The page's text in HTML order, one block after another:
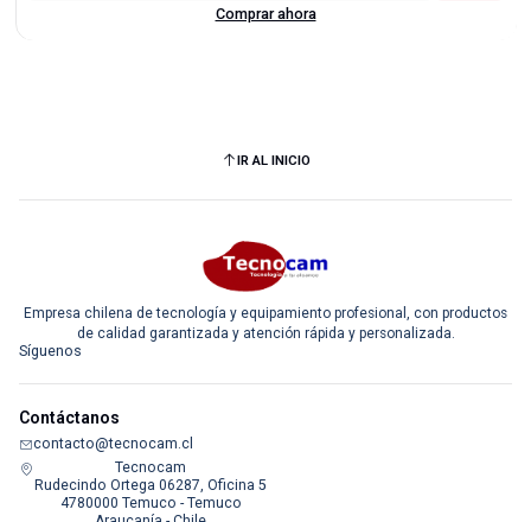
Comprar ahora
IR AL INICIO
Empresa chilena de tecnología y equipamiento profesional, con productos
de calidad garantizada y atención rápida y personalizada.
Síguenos
Contáctanos
contacto@tecnocam.cl
Tecnocam
Rudecindo Ortega 06287, Oficina 5
4780000 Temuco - Temuco